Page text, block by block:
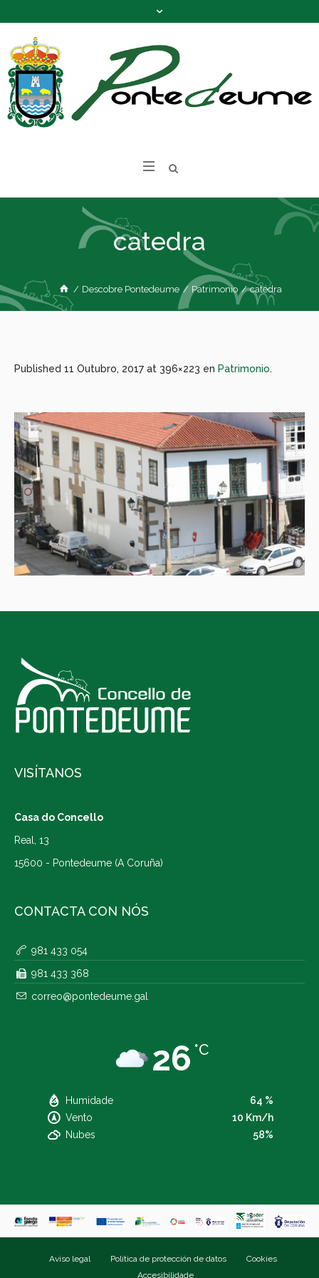
catedra
/ Descobre Pontedeume / Patrimonio /catedra
Published 11 Outubro, 2017 at 396×223 en Patrimonio.
VISÍTANOS
Casa do Concello
Real, 13
15600 - Pontedeume (A Coruña)
CONTACTA CON NÓS
981 433 054
981 433 368
correo@pontedeume.gal
26 °C
Humidade
64 %
Vento
10 Km/h
Nubes
58%
Aviso legal Política de protección de datos
Cookies
Accesibilidade